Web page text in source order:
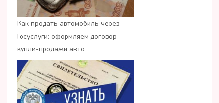
Как продать автомобиль через
Госуслуги: оформляем договор
купли-продажи авто